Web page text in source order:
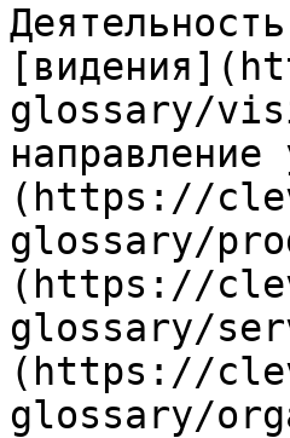
glossary/
(https://
glossary/
(https://
glossary/
(https://
glossary/